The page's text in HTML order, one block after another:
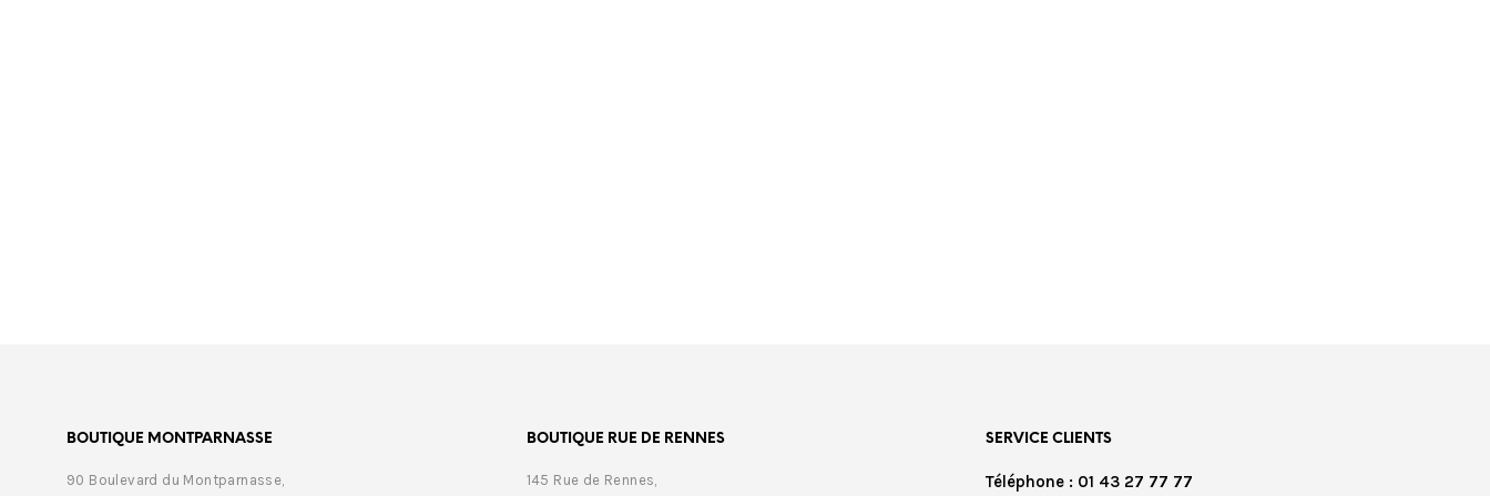
BOUTIQUE MONTPARNASSE
90 Boulevard du Montparnasse,
BOUTIQUE RUE DE RENNES
145 Rue de Rennes,
SERVICE CLIENTS
Téléphone : 01 43 27 77 77